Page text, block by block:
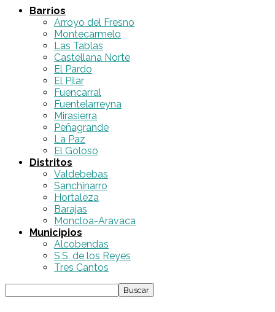
Barrios
Arroyo del Fresno
Montecarmelo
Las Tablas
Castellana Norte
El Pardo
El Pilar
Fuencarral
Fuentelarreyna
Mirasierra
Peñagrande
La Paz
El Goloso
Distritos
Valdebebas
Sanchinarro
Hortaleza
Barajas
Moncloa-Aravaca
Municipios
Alcobendas
S.S. de los Reyes
Tres Cantos